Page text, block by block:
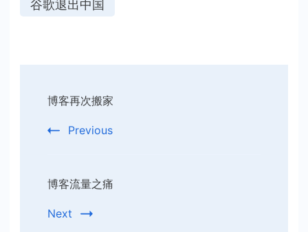
谷歌退出中国
Navigation
博客再次搬家
Previous
博客流量之痛
Next